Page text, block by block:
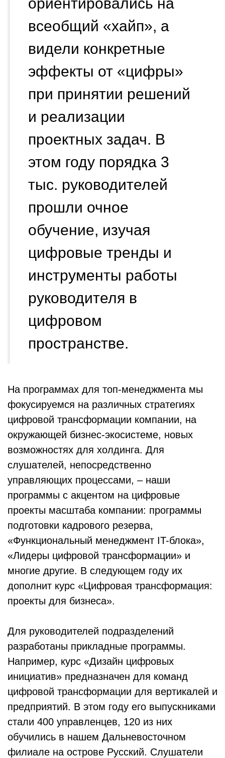
всеобщий «хайп», а
видели конкретные
эффекты от «цифры»
при принятии решений
и реализации
проектных задач. В
этом году порядка 3
тыс. руководителей
прошли очное
обучение, изучая
цифровые тренды и
инструменты работы
руководителя в
цифровом
пространстве.
На программах для топ-менеджмента мы
фокусируемся на различных стратегиях
цифровой трансформации компании, на
окружающей бизнес-экосистеме, новых
возможностях для холдинга. Для
слушателей, непосредственно
управляющих процессами, – наши
программы с акцентом на цифровые
проекты масштаба компании: программы
подготовки кадрового резерва,
«Функциональный менеджмент IT-блока»,
«Лидеры цифровой трансформации» и
многие другие. В следующем году их
дополнит курс «Цифровая трансформация:
проекты для бизнеса».
Для руководителей подразделений
разработаны прикладные программы.
Например, курс «Дизайн цифровых
инициатив» предназначен для команд
цифровой трансформации для вертикалей и
предприятий. В этом году его выпускниками
стали 400 управленцев, 120 из них
обучились в нашем Дальневосточном
филиале на острове Русский. Слушатели